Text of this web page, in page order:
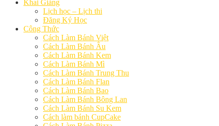
Khai Giảng
Lịch học – Lịch thi
Đăng Ký Học
Công Thức
Cách Làm Bánh Việt
Cách Làm Bánh Âu
Cách Làm Bánh Kem
Cách Làm Bánh Mì
Cách Làm Bánh Trung Thu
Cách Làm Bánh Flan
Cách Làm Bánh Bao
Cách Làm Bánh Bông Lan
Cách Làm Bánh Su Kem
Cách làm bánh CupCake